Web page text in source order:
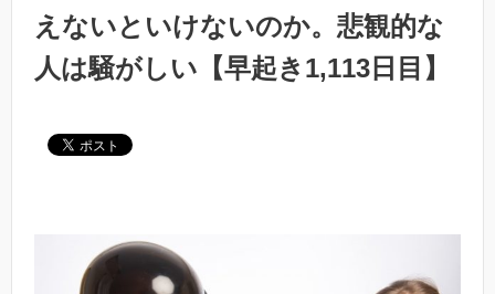
えないといけないのか。悲観的な
人は騒がしい【早起き1,113日目】